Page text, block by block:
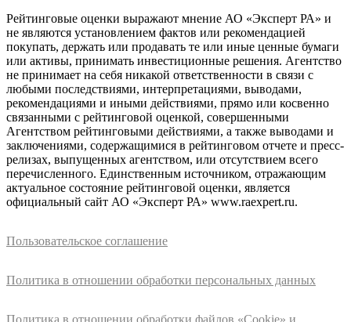
Рейтинговые оценки выражают мнение АО «Эксперт РА» и
не являются установлением фактов или рекомендацией
покупать, держать или продавать те или иные ценные бумаги
или активы, принимать инвестиционные решения. Агентство
не принимает на себя никакой ответственности в связи с
любыми последствиями, интерпретациями, выводами,
рекомендациями и иными действиями, прямо или косвенно
связанными с рейтинговой оценкой, совершенными
Агентством рейтинговыми действиями, а также выводами и
заключениями, содержащимися в рейтинговом отчете и пресс-
релизах, выпущенных агентством, или отсутствием всего
перечисленного. Единственным источником, отражающим
актуальное состояние рейтинговой оценки, является
официальный сайт АО «Эксперт РА» www.raexpert.ru.
Пользовательское соглашение
Политика в отношении обработки персональных данных